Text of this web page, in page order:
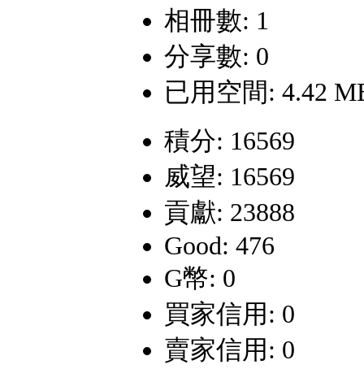
相冊數: 1
分享數: 0
已用空間: 4.42
積分: 16569
威望: 16569
貢獻: 23888
Good: 476
G幣: 0
買家信用: 0
賣家信用: 0